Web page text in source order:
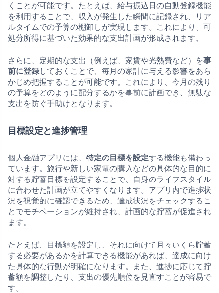
くことが可能です。たとえば、給与振込日の自動登録機能
を利用することで、収入が発生した瞬間に記録され、リア
ルタイムでの予算の棚卸しが実現します。これにより、可
処分所得に基づいた効果的な支出計画が形成されます。
さらに、定期的な支出（例えば、家賃や光熱費など）を事
前に登録しておくことで、毎月の家計に与える影響をあら
かじめ把握することが可能です。これにより、今月の残り
の予算をどのように配分するかを事前に計画でき、無駄な
支出を防ぐ手助けとなります。
目標設定と進捗管理
個人金融アプリには、 特定の目標を設定する機能も備わっ
ています。旅行や新しい家電の購入などの具体的な目的に
対する貯蓄目標を設定することで、自身のライフスタイル
に合わせた計画が立てやすくなります。アプリ内で進捗状
況を視覚的に確認できるため、達成状況をチェックするこ
とでモチベーションが維持され、計画的な貯蓄が促進され
ます。
たとえば、目標額を設定し、それに向けて月々いくら貯蓄
する必要があるかを計算できる機能があれば、達成に向け
た具体的な行動が明確になります。また、進捗に応じて貯
蓄額を調整したり、支出の優先順位を見直すことが容易で
す。